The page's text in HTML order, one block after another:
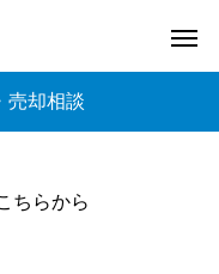
売却相談
ちらから